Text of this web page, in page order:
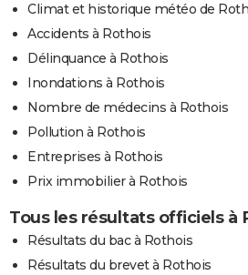
Climat et historique météo de
Accidents à Rothois
Délinquance à Rothois
Inondations à Rothois
Nombre de médecins à Rothois
Pollution à Rothois
Entreprises à Rothois
Prix immobilier à Rothois
Tous les résultats officiels à
Résultats du bac à Rothois
Résultats du brevet à Rothois